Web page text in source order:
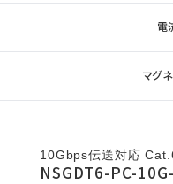
電
マグ
10Gbps伝送対応
NSGDT6-PC-